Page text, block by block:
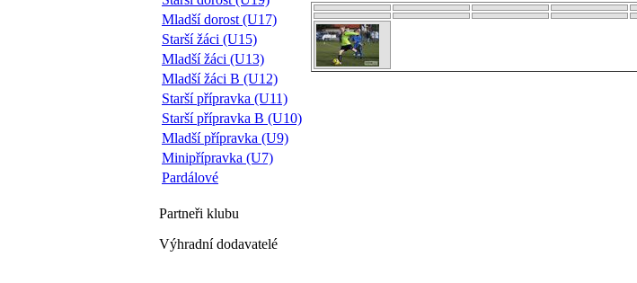
Mladší dorost (U17)
Starší žáci (U15)
Mladší žáci (U13)
Mladší žáci B (U12)
Starší přípravka (U11)
Starší přípravka B (U10)
Mladší přípravka (U9)
Minipřípravka (U7)
Pardálové
Partneři klubu
Výhradní dodavatelé